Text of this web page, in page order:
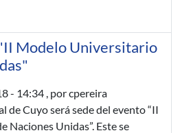
Modelo Universitario
- 14:34 , por cpereira
de Cuyo será sede del evento “II
Unidas”. Este se